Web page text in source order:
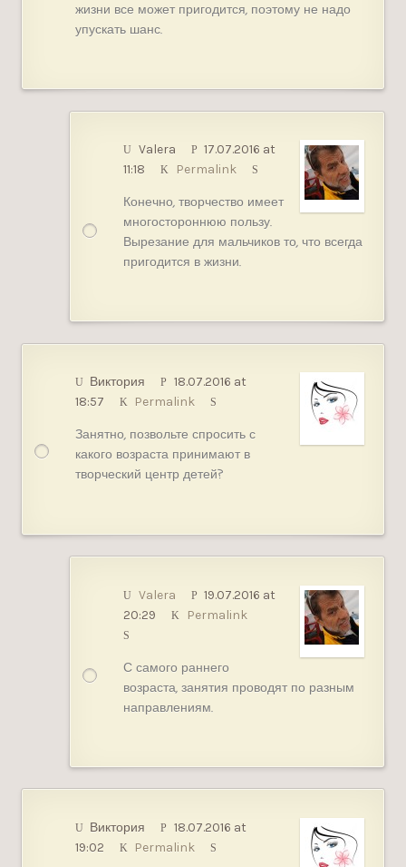
жизни все может пригодится, поэтому не надо
упускать шанс.
Valera
17.07.2016 at
11:18
Permalink
Конечно, творчество имеет
многостороннюю пользу.
Вырезание для мальчиков то, что всегда
пригодится в жизни.
Виктория
18.07.2016 at
18:57
Permalink
Занятно, позвольте спросить с
какого возраста принимают в
творческий центр детей?
Valera
19.07.2016 at
20:29
Permalink
С самого раннего
возраста, занятия проводят по разным
направлениям.
Виктория
18.07.2016 at
19:02
Permalink